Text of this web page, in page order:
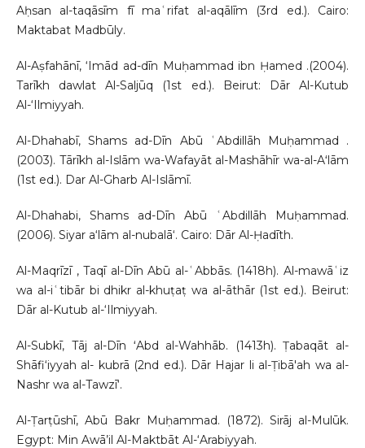
Aḥsan al-taqāsīm fī maʿrifat al-aqālīm (3rd ed.). Cairo:
Maktabat Madbūly.
Al-Aṣfahānī, ‘Imād ad-dīn Muḥammad ibn Ḥamed .(2004).
Tarīkh dawlat Al-Saljūq (1st ed.). Beirut: Dār Al-Kutub
Al-‘Ilmiyyah.
Al-Dhahabī, Shams ad-Dīn Abū ʿAbdillāh Muḥammad .
(2003). Tārīkh al-Islām wa-Wafayāt al-Mashāhīr wa-al-Aʻlām
(1st ed.). Dar Al-Gharb Al-Islāmī.
Al-Dhahabi, Shams ad-Dīn Abū ʿAbdillāh Muḥammad.
(2006). Siyar a‘lām al-nubalā‘. Cairo: Dār Al-Ḥadīth.
Al-Maqrīzī , Taqī al-Dīn Abū al-ʿAbbās. (1418h). Al-mawāʿiz
wa al-iʿtibār bi dhikr al-khuṭaṭ wa al-āthār (1st ed.). Beirut:
Dār al-Kutub al-‘Ilmiyyah.
Al-Subkī, Tāj al-Dīn ʻAbd al-Wahhāb. (1413h). Ṭabaqāt al-
Shāfi‘iyyah al- kubrā (2nd ed.). Dār Hajar li al-Ṭibā'ah wa al-
Nashr wa al-Tawzī‘.
Al-Ṭarṭūshī, Abū Bakr Muḥammad. (1872). Sirāj al-Mulūk.
Egypt: Min Awā’il Al-Maktbāt Al-‘Arabiyyah.